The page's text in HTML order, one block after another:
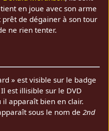
en joue avec son arme
de dégainer à son tour
ne rien tenter.
» est visible sur le badge
est illisible sur le DVD
il apparaît bien en clair.
sous le nom de 2nd